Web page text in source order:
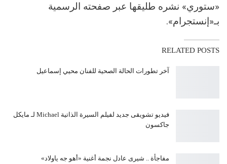
«ستوري» نشره طليقها عبر صفحته الرسمية
بـ«إنستجرام».
RELATED POSTS
آخر تطورات الحالة الصحية للفنان محيي إسماعيل
فيديو تشويقى جديد لفيلم السيرة الذاتية Michael لـ مايكل
جاكسون
مفاجأة .. شيرى عادل نجمة أغنية «أهو جه ياولاد»